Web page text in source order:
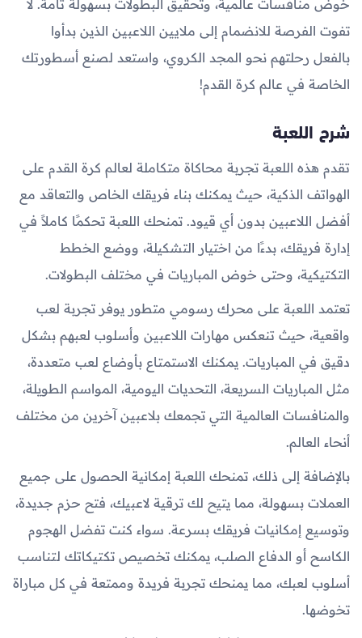
خوض منافسات عالمية، وتحقيق البطولات بسهولة تامة. لا
تفوت الفرصة للانضمام إلى ملايين اللاعبين الذين بدأوا
بالفعل رحلتهم نحو المجد الكروي، واستعد لصنع أسطورتك
الخاصة في عالم كرة القدم!
شرح اللعبة
تقدم هذه اللعبة تجربة محاكاة متكاملة لعالم كرة القدم على
الهواتف الذكية، حيث يمكنك بناء فريقك الخاص والتعاقد مع
أفضل اللاعبين بدون أي قيود. تمنحك اللعبة تحكمًا كاملاً في
إدارة فريقك، بدءًا من اختيار التشكيلة، ووضع الخطط
التكتيكية، وحتى خوض المباريات في مختلف البطولات.
تعتمد اللعبة على محرك رسومي متطور يوفر تجربة لعب
واقعية، حيث تنعكس مهارات اللاعبين وأسلوب لعبهم بشكل
دقيق في المباريات. يمكنك الاستمتاع بأوضاع لعب متعددة،
مثل المباريات السريعة، التحديات اليومية، المواسم الطويلة،
والمنافسات العالمية التي تجمعك بلاعبين آخرين من مختلف
أنحاء العالم.
بالإضافة إلى ذلك، تمنحك اللعبة إمكانية الحصول على جميع
العملات بسهولة، مما يتيح لك ترقية لاعبيك، فتح حزم جديدة،
وتوسيع إمكانيات فريقك بسرعة. سواء كنت تفضل الهجوم
الكاسح أو الدفاع الصلب، يمكنك تخصيص تكتيكاتك لتناسب
أسلوب لعبك، مما يمنحك تجربة فريدة وممتعة في كل مباراة
تخوضها.